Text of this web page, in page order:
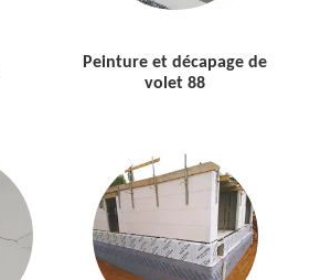
Peinture et décapage de
volet 88